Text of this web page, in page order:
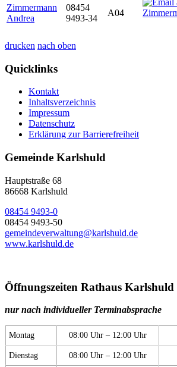
Zimmermann
Andrea
08454
9493-34
A04
drucken nach oben
Quicklinks
Kontakt
Inhaltsverzeichnis
Impressum
Datenschutz
Erklärung zur Barrierefreiheit
Gemeinde Karlshuld
Hauptstraße 68
86668 Karlshuld
08454 9493-0
08454 9493-50
gemeindeverwaltung@karlshuld.de
www.karlshuld.de
Öffnungszeiten Rathaus Karlshuld
nur nach individueller Terminabsprache
Montag 08:00 Uhr – 12:00 Uhr
Dienstag 08:00 Uhr – 12:00 Uhr